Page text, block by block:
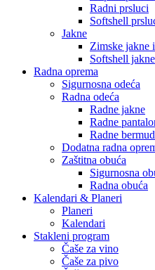
Radni prsluci
Softshell
Jakne
Zimske jakne
Softshell jakne
Radna oprema
Sigurnosna odeća
Radna odeća
Radne jakne
Radne
Radne
Dodatna radna
Zaštitna obuća
Sigurnosna
Radna obuća
Kalendari & Planeri
Planeri
Kalendari
Stakleni program
Čaše za vino
Čaše za pivo